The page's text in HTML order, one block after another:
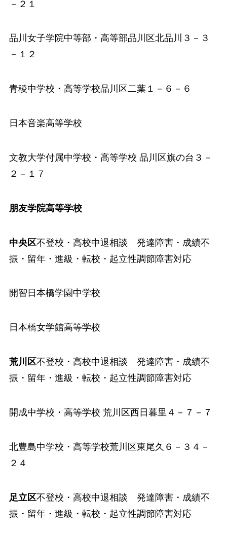
－２１
品川女子学院中等部 ・高等部品川区北品川３－３
－１２
青稜中学校・高等学校品川区二葉１－６－６
日本音楽高等学校
文教大学付属中学校・高等学校 品川区旗の台３－
２－１７
朋友学院高等学校
中央区不登校・高校中退相談 発達障害・成績不
振・留年・進級・転校・起立性調節障害対応
開智日本橋学園中学校
日本橋女学館高等学校
荒川区不登校・高校中退相談 発達障害・成績不
振・留年・進級・転校・起立性調節障害対応
開成中学校・高等学校 荒川区西日暮里４－７－７
北豊島中学校・高等学校荒川区東尾久６－３４－
２４
足立区不登校・高校中退相談 発達障害・成績不
振・留年・進級・転校・起立性調節障害対応